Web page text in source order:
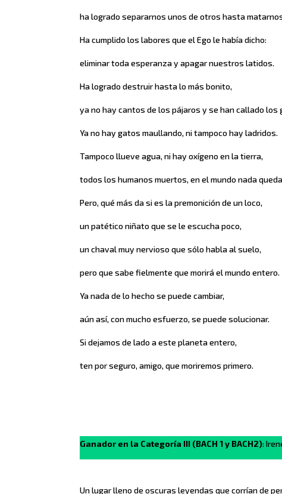
ha logrado separarnos unos de otros hasta
Ha cumplido los labores que el Ego le había dicho:
eliminar toda esperanza y apagar nuestros latidos.
Ha logrado destruir hasta lo más bonito,
ya no hay cantos de los pájaros y se han callado los
Ya no hay gatos maullando, ni tampoco hay ladridos.
Tampoco llueve agua, ni hay oxígeno en la tierra,
todos los humanos muertos, en el mundo nada
Pero, qué más da si es la premonición de un loco,
un patético niñato que se le escucha poco,
un chaval muy nervioso que sólo habla al suelo,
pero que sabe fielmente que morirá el mundo entero.
Ya nada de lo hecho se puede cambiar,
aún así, con mucho esfuerzo, se puede solucionar.
Si dejamos de lado a este planeta entero,
ten por seguro, amigo, que moriremos primero.
Ganador en la Categoría III (BACH 1 y BACH2):
Un lugar lleno de oscuras leyendas que corrían de